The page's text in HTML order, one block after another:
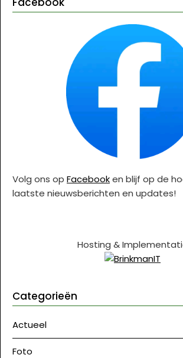
Volg ons op Facebooken blijf op de
laatste nieuwsberichten en updates!
Hosting &
Categorieën
Actueel
Foto